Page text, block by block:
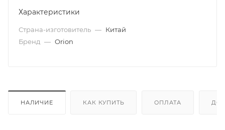
Характеристики
Страна-изготовитель — Китай
Бренд — Orion
НАЛИЧИЕ КАК КУПИТЬ ОПЛАТА